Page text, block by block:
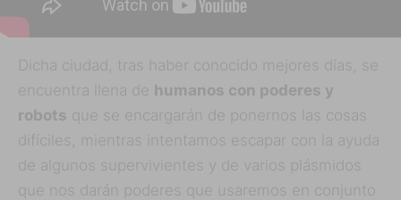
Dicha ciudad, tras haber conocido mejores días, se
encuentra llena de humanos con poderes y
robots que se encargarán de ponernos las cosas
difíciles, mientras intentamos escapar con la ayuda
de algunos supervivientes y de varios plásmidos
que nos darán poderes que usaremos en conjunto